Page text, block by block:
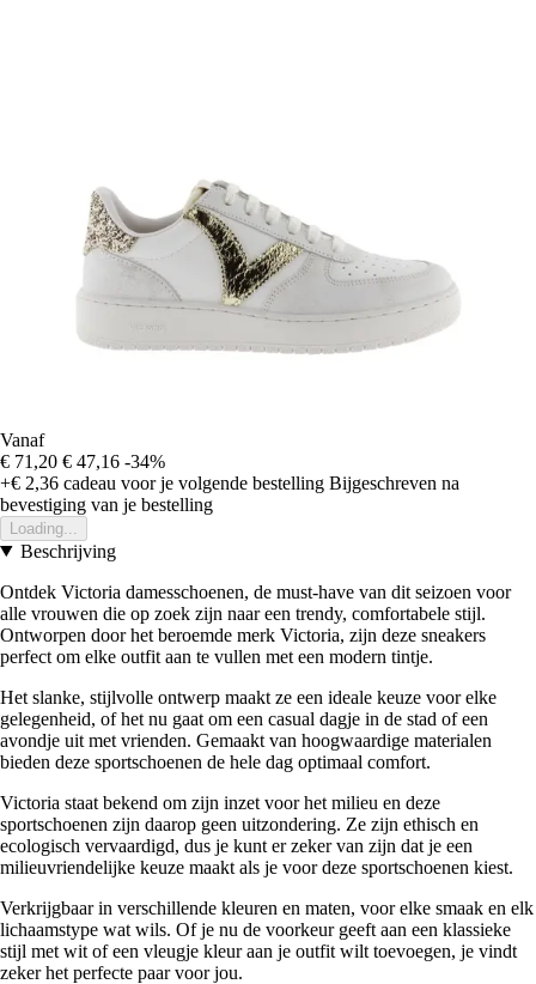
Vanaf
€ 71,20 € 47,16 -34%
+€ 2,36 cadeau voor je volgende bestelling Bijgeschreven na
bevestiging van je bestelling
Loading...
Beschrijving
Ontdek Victoria damesschoenen, de must-have van dit seizoen voor
alle vrouwen die op zoek zijn naar een trendy, comfortabele stijl.
Ontworpen door het beroemde merk Victoria, zijn deze sneakers
perfect om elke outfit aan te vullen met een modern tintje.
Het slanke, stijlvolle ontwerp maakt ze een ideale keuze voor elke
gelegenheid, of het nu gaat om een casual dagje in de stad of een
avondje uit met vrienden. Gemaakt van hoogwaardige materialen
bieden deze sportschoenen de hele dag optimaal comfort.
Victoria staat bekend om zijn inzet voor het milieu en deze
sportschoenen zijn daarop geen uitzondering. Ze zijn ethisch en
ecologisch vervaardigd, dus je kunt er zeker van zijn dat je een
milieuvriendelijke keuze maakt als je voor deze sportschoenen kiest.
Verkrijgbaar in verschillende kleuren en maten, voor elke smaak en elk
lichaamstype wat wils. Of je nu de voorkeur geeft aan een klassieke
stijl met wit of een vleugje kleur aan je outfit wilt toevoegen, je vindt
zeker het perfecte paar voor jou.